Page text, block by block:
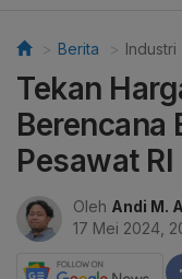
Berita Industri
Tekan
Berencana
Pesawat RI
Oleh Andi M.
17 Mei 2024,